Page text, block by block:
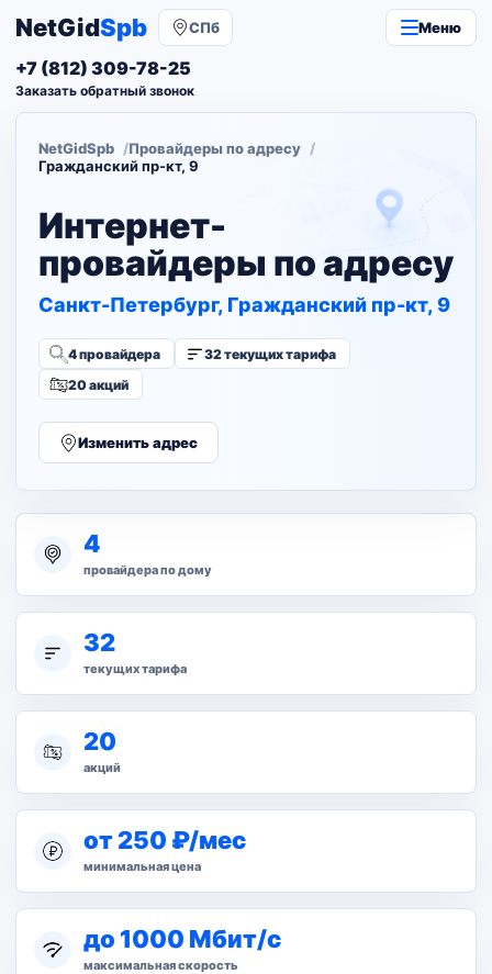
NetGidSpb СПб Меню
+7 (812) 309-78-25
Заказать обратный звонок
NetGidSpb
Провайдеры по адресу
Гражданский пр-кт, 9
Интернет-
провайдеры по адресу
Санкт-Петербург, Гражданский пр-кт, 9
4 провайдера
32 текущих тарифа
20 акций
Изменить адрес
4
провайдера по дому
32
текущих тарифа
20
акций
от 250 ₽/мес
минимальная цена
до 1000 Мбит/с
максимальная скорость